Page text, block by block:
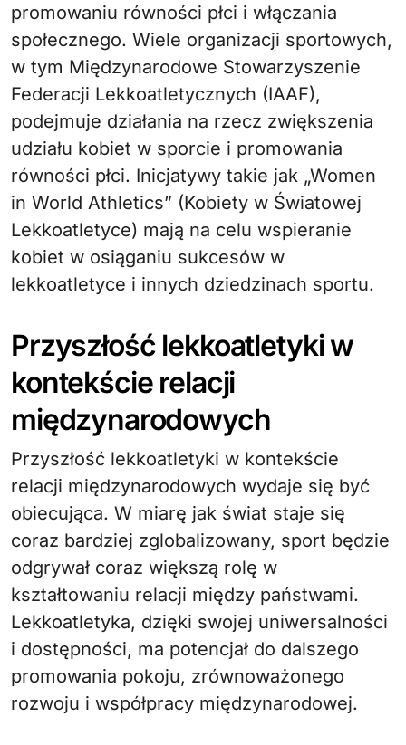
promowaniu równości płci i włączania
społecznego. Wiele organizacji sportowych,
w tym Międzynarodowe Stowarzyszenie
Federacji Lekkoatletycznych (IAAF),
podejmuje działania na rzecz zwiększenia
udziału kobiet w sporcie i promowania
równości płci. Inicjatywy takie jak „Women
in World Athletics” (Kobiety w Światowej
Lekkoatletyce) mają na celu wspieranie
kobiet w osiąganiu sukcesów w
lekkoatletyce i innych dziedzinach sportu.
Przyszłość lekkoatletyki w
kontekście relacji
międzynarodowych
Przyszłość lekkoatletyki w kontekście
relacji międzynarodowych wydaje się być
obiecująca. W miarę jak świat staje się
coraz bardziej zglobalizowany, sport będzie
odgrywał coraz większą rolę w
kształtowaniu relacji między państwami.
Lekkoatletyka, dzięki swojej uniwersalności
i dostępności, ma potencjał do dalszego
promowania pokoju, zrównoważonego
rozwoju i współpracy międzynarodowej.